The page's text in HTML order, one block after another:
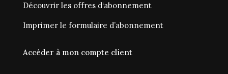
Découvrir les offres d‘abonnement
Imprimer le formulaire d’abonnement
Accéder à mon compte client